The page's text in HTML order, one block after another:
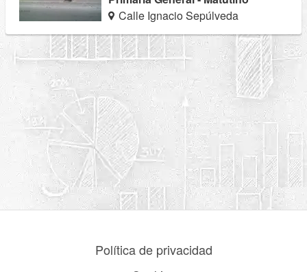
Calle Ignacio Sepúlveda
Política de privacidad